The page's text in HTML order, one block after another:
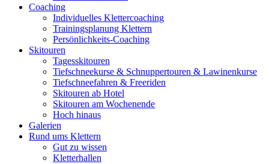
Coaching
Individuelles Klettercoaching
Trainingsplanung Klettern
Persönlichkeits-Coaching
Skitouren
Tagesskitouren
Tiefschneekurse & Schnuppertouren & Lawinenkurse
Tiefschneefahren & Freeriden
Skitouren ab Hotel
Skitouren am Wochenende
Hoch hinaus
Galerien
Rund ums Klettern
Gut zu wissen
Kletterhallen